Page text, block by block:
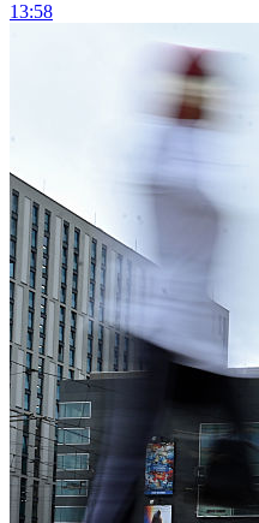
13:58